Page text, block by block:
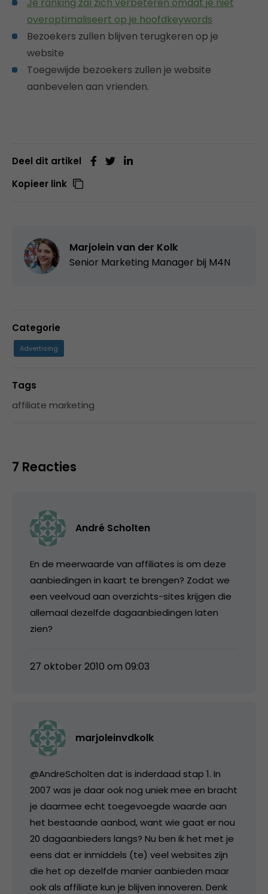
overoptimaliseert op je hoofdkeywords
Bezoekers zullen blijven terugkeren op je
website
Toegewijde bezoekers zullen je website
aanbevelen aan vrienden.
Deel dit artikel
Kopieer link
Marjolein van der Kolk
Senior Marketing Manager bij M4N
Categorie
Advertising
Tags
affiliate marketing
7 Reacties
André Scholten
En de meerwaarde van affiliates is om deze
aanbiedingen in kaart te brengen? Zodat we
een veelvoud aan overzichts-sites krijgen die
allemaal dezelfde dagaanbiedingen laten
zien?
27 oktober 2010 om 09:03
marjoleinvdkolk
@AndreScholten dat is inderdaad stap 1. In
2007 was je daar ook nog uniek mee en bracht
je daarmee echt toegevoegde waarde aan
het bestaande aanbod, want wie gaat er nou
20 dagaanbieders langs? Nu ben ik het met je
eens dat er inmiddels (te) veel websites zijn
die het op dezelfde manier aanbieden maar
ook als affiliate kun je blijven innoveren. Denk